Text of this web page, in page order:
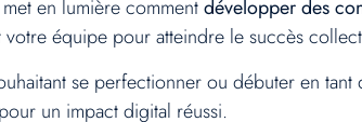
en lumière commentdévelopper des
équipe pour atteindre le succès
se perfectionner ou débuter en
un impact digital réussi.